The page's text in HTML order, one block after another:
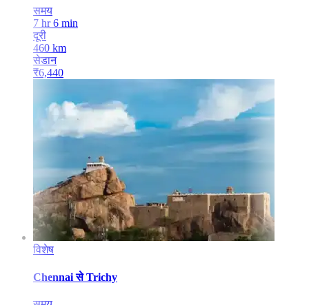
समय
7 hr 6 min
दूरी
460 km
सेडान
₹6,440
विशेष
Chennai से Trichy